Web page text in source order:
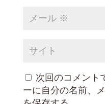
次回のコメント
ーに自分の名前、